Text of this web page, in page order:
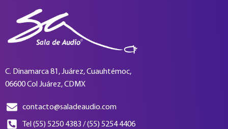
C. Dinamarca 81, Juárez, Cuauhtémoc,
06600 Col Juárez, CDMX
contacto@saladeaudio.com
Tel (55) 5250 4383 / (55) 5254 4406